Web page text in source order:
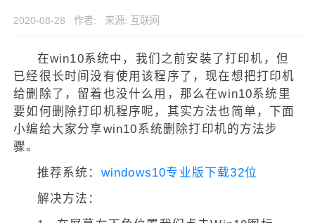
2020-08-28 作者: 来源: 互联网
在win10系统中，我们之前安装了打印机，但
已经很长时间没有使用该程序了，现在想把打印机
给删除了，留着也没什么用，那么在win10系统里
要如何删除打印机程序呢，其实方法也简单，下面
小编给大家分享win10系统删除打印机的方法步
骤。
推荐系统： windows10专业版下载32位
解决方法：